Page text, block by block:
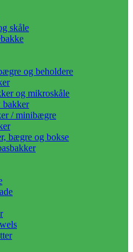
skåle
og beholdere
og mikroskåle
bakker
/ minibægre
bægre og bokse